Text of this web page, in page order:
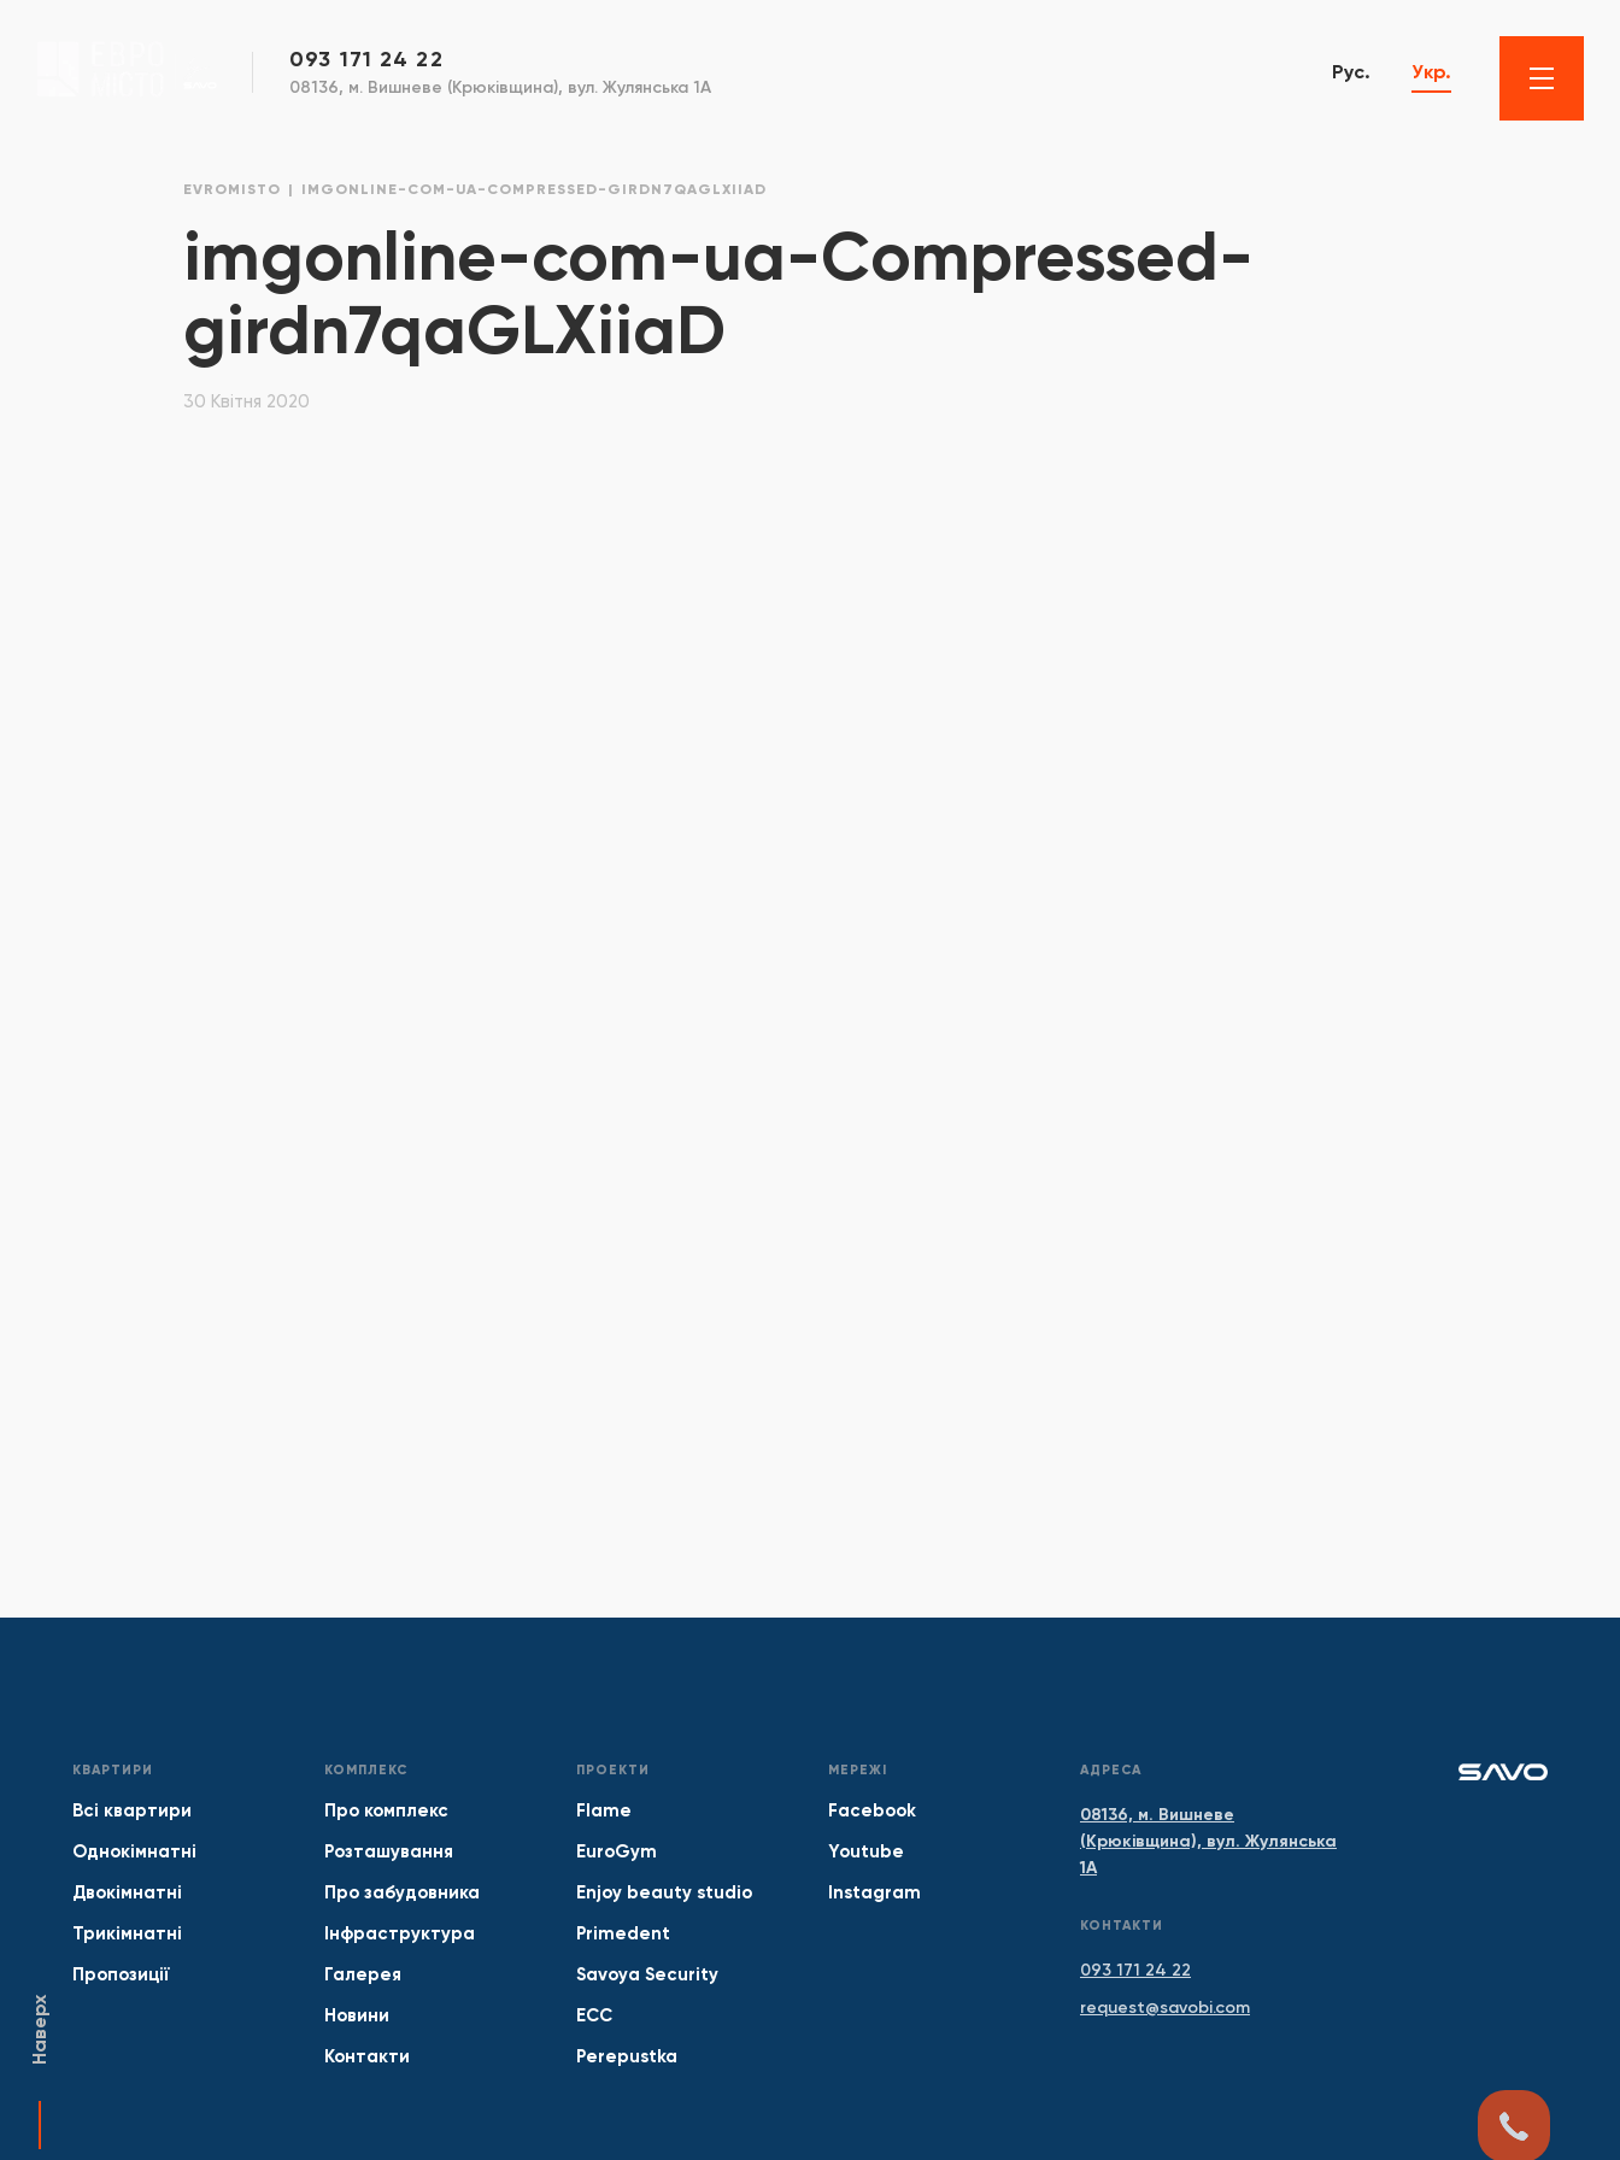
093 171 24 22
08136, м. Вишневе (Крюківщина), вул. Жулянська 1А
Рус. Укр.
EVROMISTO IMGONLINE-COM-UA-COMPRESSED-GIRDN7QAGLXIIAD
imgonline-com-ua-Compressed-
girdn7qaGLXiiaD
30 Квітня 2020
Наверх
КВАРТИРИ
Всі квартири
Однокімнатні
Двокімнатні
Трикімнатні
Пропозиції
КОМПЛЕКС
Про комплекс
Розташування
Про забудовника
Інфраструктура
Галерея
Новини
Контакти
ПРОЕКТИ
Flame
EuroGym
Enjoy beauty studio
Primedent
Savoya Security
ECC
Perepustka
МЕРЕЖІ
Facebook
Youtube
Instagram
АДРЕСА
08136, м. Вишневе
(Крюківщина), вул. Жулянська
1А
КОНТАКТИ
093 171 24 22
request@savobi.com